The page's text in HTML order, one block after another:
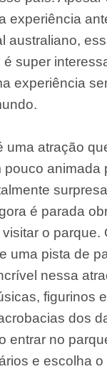
experiência
australiano,
é super
experiência
uma atração
pouco animada
é parada
o parque.
uma pista de
nessa
figurinos
dos
entrar no
e escolha o